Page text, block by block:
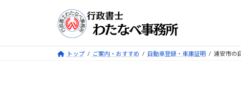
トップ ご案内・おすすめ 自動車登録・車庫証明 浦安市の